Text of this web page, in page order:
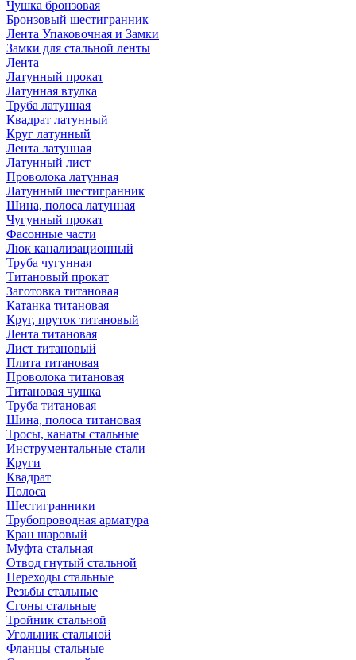
Чушка бронзовая
Бронзовый шестигранник
Лента Упаковочная и Замки
Замки для стальной ленты
Лента
Латунный прокат
Латунная втулка
Труба латунная
Квадрат латунный
Круг латунный
Лента латунная
Латунный лист
Проволока латунная
Латунный шестигранник
Шина, полоса латунная
Чугунный прокат
Фасонные части
Люк канализационный
Труба чугунная
Титановый прокат
Заготовка титановая
Катанка титановая
Круг, пруток титановый
Лента титановая
Лист титановый
Плита титановая
Проволока титановая
Титановая чушка
Труба титановая
Шина, полоса титановая
Тросы, канаты стальные
Инструментальные стали
Круги
Квадрат
Полоса
Шестигранники
Трубопроводная арматура
Кран шаровый
Муфта стальная
Отвод гнутый стальной
Переходы стальные
Резьбы стальные
Сгоны стальные
Тройник стальной
Угольник стальной
Фланцы стальные